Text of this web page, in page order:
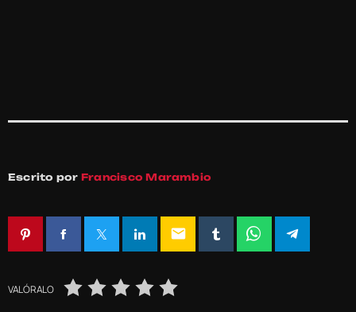
Escrito por Francisco Marambio
email
VALÓRALO